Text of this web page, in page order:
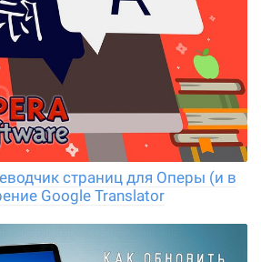
страниц для Оперы (и в
Google Translator